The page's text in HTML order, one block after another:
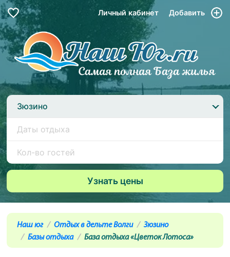
Личный кабинет Добавить
Зюзино
Наш юг Отдых в дельте Волги
Зюзино
Базы отдыха
База отдыха «Цветок Лотоса»